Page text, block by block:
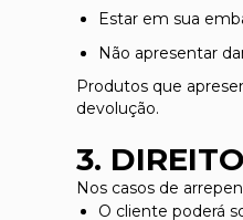
Estar em sua
Não apresentar
Produtos que
devolução.
3.
Nos casos de
O cliente poderá